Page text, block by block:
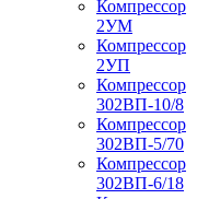
Компрессор
2УМ
Компрессор
2УП
Компрессор
302ВП-10/8
Компрессор
302ВП-5/70
Компрессор
302ВП-6/18